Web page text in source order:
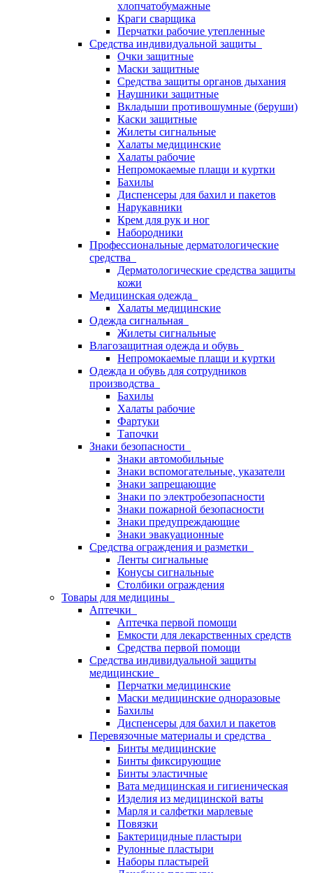
хлопчатобумажные
Краги сварщика
Перчатки рабочие утепленные
Средства индивидуальной защиты
Очки защитные
Маски защитные
Средства защиты органов дыхания
Наушники защитные
Вкладыши противошумные (беруши)
Каски защитные
Жилеты сигнальные
Халаты медицинские
Халаты рабочие
Непромокаемые плащи и куртки
Бахилы
Диспенсеры для бахил и пакетов
Нарукавники
Крем для рук и ног
Набородники
Профессиональные дерматологические
средства
Дерматологические средства защиты
кожи
Медицинская одежда
Халаты медицинские
Одежда сигнальная
Жилеты сигнальные
Влагозащитная одежда и обувь
Непромокаемые плащи и куртки
Одежда и обувь для сотрудников
производства
Бахилы
Халаты рабочие
Фартуки
Тапочки
Знаки безопасности
Знаки автомобильные
Знаки вспомогательные, указатели
Знаки запрещающие
Знаки по электробезопасности
Знаки пожарной безопасности
Знаки предупреждающие
Знаки эвакуационные
Средства ограждения и разметки
Ленты сигнальные
Конусы сигнальные
Столбики ограждения
Товары для медицины
Аптечки
Аптечка первой помощи
Емкости для лекарственных средств
Средства первой помощи
Средства индивидуальной защиты
медицинские
Перчатки медицинские
Маски медицинские одноразовые
Бахилы
Диспенсеры для бахил и пакетов
Перевязочные материалы и средства
Бинты медицинские
Бинты фиксирующие
Бинты эластичные
Вата медицинская и гигиеническая
Изделия из медицинской ваты
Марля и салфетки марлевые
Повязки
Бактерицидные пластыри
Рулонные пластыри
Наборы пластырей